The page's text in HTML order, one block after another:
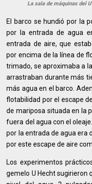
La sala de máquinas del
El barco se hundió por la
por la entrada de agua
entrada de aire, que
por encima de la línea de
trimado, se aproximaba a
arrastraban durante más
más agua en el barco.
flotabilidad por el escape
de mariposa situada en la
fuera del agua con el
por la entrada de agua era
por este escape de aire
Los experimentos
gemelo U Hecht sugirieron